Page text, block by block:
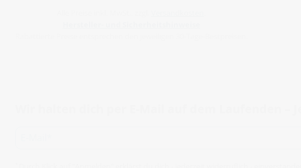
Wir halten dich per E-Mail auf dem Laufenden